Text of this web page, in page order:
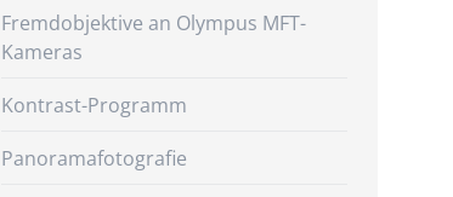
Fremdobjektive an Olympus MFT-
Kameras
Kontrast-Programm
Panoramafotografie